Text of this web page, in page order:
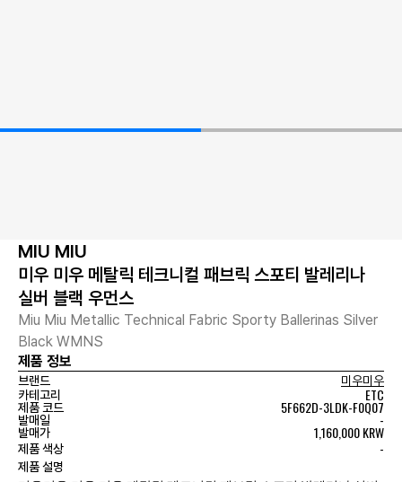
MIU MIU
미우 미우 메탈릭 테크니컬 패브릭 스포티 발레리나
실버 블랙 우먼스
Miu Miu Metallic Technical Fabric Sporty Ballerinas Silver
Black WMNS
제품 정보
브랜드
미우미우
카테고리
ETC
제품 코드 5F662D-3LDK-F0Q07
발매일 -
발매가 1,160,000 KRW
제품 색상 -
제품 설명